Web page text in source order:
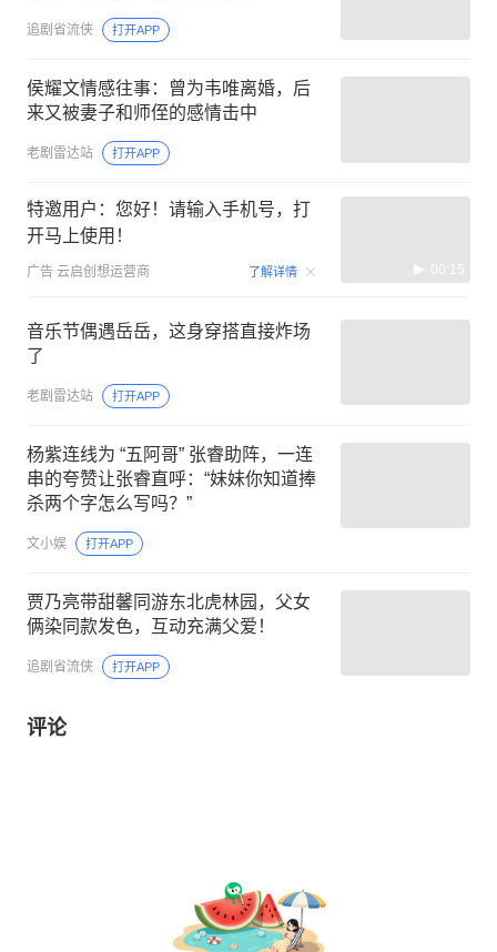
追剧省流侠 打开APP
侯耀文情感往事：曾为韦唯离婚，后
来又被妻子和师侄的感情击中
老剧雷达站 打开APP
特邀用户：您好！请输入手机号，打
开马上使用！
广告 云启创想运营商 了解详情 00:15
音乐节偶遇岳岳，这身穿搭直接炸场
了
老剧雷达站 打开APP
杨紫连线为 “五阿哥” 张睿助阵，一连
串的夸赞让张睿直呼：“妹妹你知道捧
杀两个字怎么写吗？”
文小娱 打开APP
贾乃亮带甜馨同游东北虎林园，父女
俩染同款发色，互动充满父爱！
追剧省流侠 打开APP
评论